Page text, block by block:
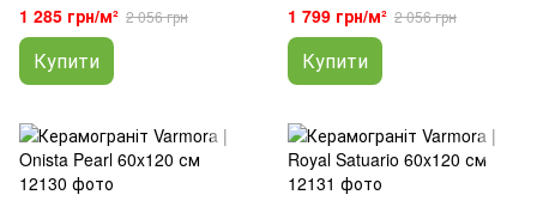
1 285 грн/м² 2 056 грн
Купити
1 799 грн/м² 2 056 грн
Купити